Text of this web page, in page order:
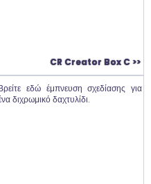
CR Creator Box C >>
εδώ έμπνευση σχεδίασης για
διχρωμικό δαχτυλίδι.